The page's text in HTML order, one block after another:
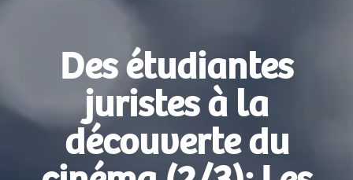
Des étudiantes
juristes à la
découverte du